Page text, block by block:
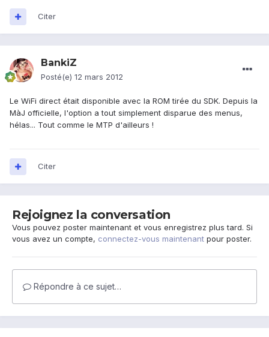
Citer
BankiZ
Posté(e) 12 mars 2012
Le WiFi direct était disponible avec la ROM tirée du SDK. Depuis la
MàJ officielle, l'option a tout simplement disparue des menus,
hélas... Tout comme le MTP d'ailleurs !
Citer
Rejoignez la conversation
Vous pouvez poster maintenant et vous enregistrez plus tard. Si
vous avez un compte, connectez-vous maintenant pour poster.
Répondre à ce sujet…